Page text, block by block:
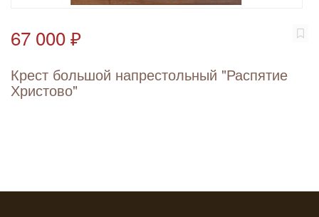
67 000 ₽
Крест большой напрестольный "Распятие
Христово"